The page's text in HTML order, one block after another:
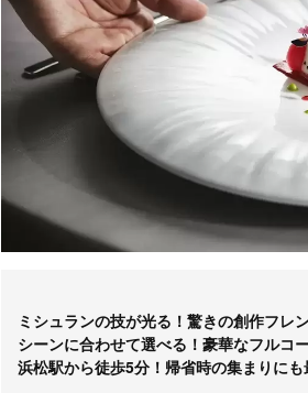
ミシュランの技が光る！驚きの創作フレ
シーンに合わせて選べる！豪華なフルコ
浜松駅から徒歩5分！帰省時の集まりにも